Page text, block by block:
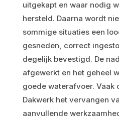
uitgekapt en waar nodig
hersteld. Daarna wordt
sommige situaties een
gesneden, correct
degelijk bevestigd. De
afgewerkt en het geheel
goede waterafvoer. Vaak
Dakwerk het vervangen
aanvullende